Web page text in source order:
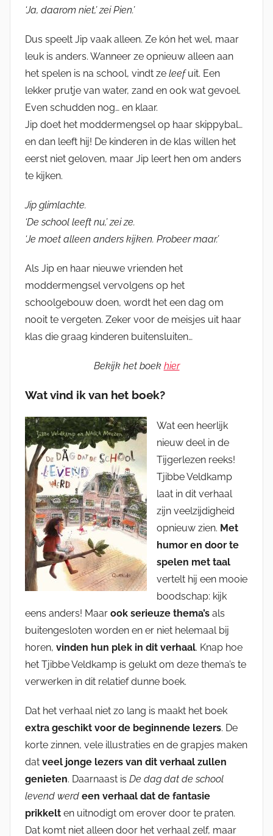
‘Ja, daarom niet,’ zei Pien.’
Dus speelt Jip vaak alleen. Ze kón het wel, maar
leuk is anders. Wanneer ze opnieuw alleen aan
het spelen is na school, vindt ze leefuit. Een
lekker prutje van water, zand en ook wat gevoel.
Even schudden nog… en klaar.
Jip doet het moddermengsel op haar skippybal…
en dan leeft hij! De kinderen in de klas willen het
eerst niet geloven, maar Jip leert hen om anders
te kijken.
Jip glimlachte.
‘De school leeft nu,’ zei ze.
‘Je moet alleen anders kijken. Probeer maar.’
Als Jip en haar nieuwe vrienden het
moddermengsel vervolgens op het
schoolgebouw doen, wordt het een dag om
nooit te vergeten. Zeker voor de meisjes uit haar
klas die graag kinderen buitensluiten…
Bekijk het boek hier
Wat vind ik van het boek?
Wat een heerlijk
nieuw deel in de
Tijgerlezen reeks!
Tjibbe Veldkamp
laat in dit verhaal
zijn veelzijdigheid
opnieuw zien. Met
humor en door te
spelen met taal
vertelt hij een mooie
boodschap: kijk
eens anders! Maar ook serieuze thema’s als
buitengesloten worden en er niet helemaal bij
horen, vinden hun plek in dit verhaal. Knap hoe
het Tjibbe Veldkamp is gelukt om deze thema’s te
verwerken in dit relatief dunne boek.
Dat het verhaal niet zo lang is maakt het boek
extra geschikt voor de beginnende lezers. De
korte zinnen, vele illustraties en de grapjes maken
dat veel jonge lezers van dit verhaal zullen
genieten. Daarnaast is De dag dat de school
levend werd een verhaal dat de fantasie
prikkelt en uitnodigt om erover door te praten.
Dat komt niet alleen door het verhaal zelf, maar